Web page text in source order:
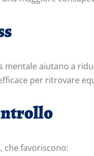
mentale aiutano a
per ritrovare
che favoriscono: